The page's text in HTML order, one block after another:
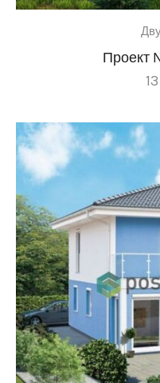
Проект